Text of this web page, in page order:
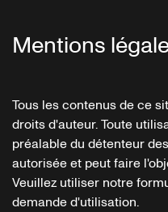
Mentions
Tous les contenus de ce
droits d'auteur. Toute
préalable du détenteur
autorisée et peut faire
Veuillez utiliser notre
demande d'utilisation.